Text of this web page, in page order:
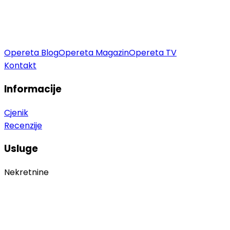
Opereta BlogOpereta MagazinOpereta TV
Kontakt
Informacije
Cjenik
Recenzije
Usluge
Nekretnine